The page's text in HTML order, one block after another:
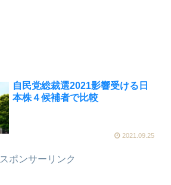
自民党総裁選2021影響受ける日
本株４候補者で比較
2021.09.25
スポンサーリンク